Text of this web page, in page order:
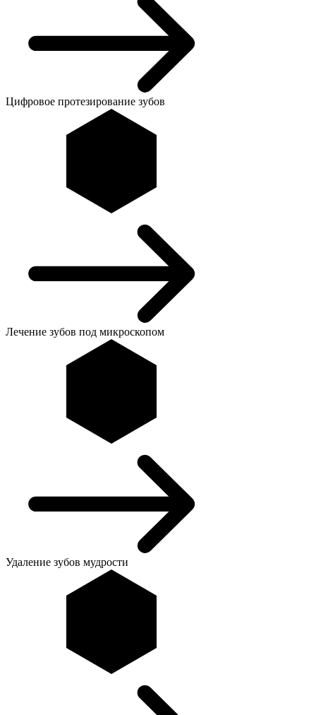
Цифровое протезирование зубов
Лечение зубов под микроскопом
Удаление зубов мудрости